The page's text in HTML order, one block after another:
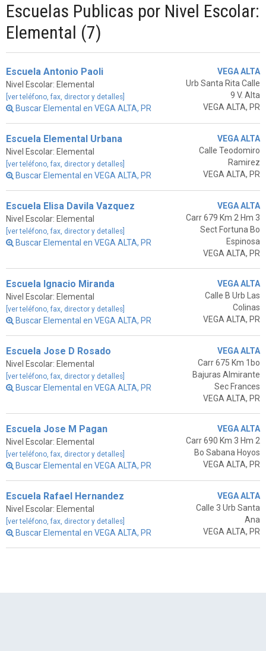
Escuelas Publicas por Nivel Escolar:
Elemental (7)
Escuela Antonio Paoli
Nivel Escolar: Elemental
[ver teléfono, fax, director y detalles]
Buscar Elemental en VEGA ALTA, PR
VEGA ALTA
Urb Santa Rita Calle
9 V. Alta
VEGA ALTA, PR
Escuela Elemental Urbana
Nivel Escolar: Elemental
[ver teléfono, fax, director y detalles]
Buscar Elemental en VEGA ALTA, PR
VEGA ALTA
Calle Teodomiro
Ramirez
VEGA ALTA, PR
Escuela Elisa Davila Vazquez
Nivel Escolar: Elemental
[ver teléfono, fax, director y detalles]
Buscar Elemental en VEGA ALTA, PR
VEGA ALTA
Carr 679 Km 2 Hm 3
Sect Fortuna Bo
Espinosa
VEGA ALTA, PR
Escuela Ignacio Miranda
Nivel Escolar: Elemental
[ver teléfono, fax, director y detalles]
Buscar Elemental en VEGA ALTA, PR
VEGA ALTA
Calle B Urb Las
Colinas
VEGA ALTA, PR
Escuela Jose D Rosado
Nivel Escolar: Elemental
[ver teléfono, fax, director y detalles]
Buscar Elemental en VEGA ALTA, PR
VEGA ALTA
Carr 675 Km 1bo
Bajuras Almirante
Sec Frances
VEGA ALTA, PR
Escuela Jose M Pagan
Nivel Escolar: Elemental
[ver teléfono, fax, director y detalles]
Buscar Elemental en VEGA ALTA, PR
VEGA ALTA
Carr 690 Km 3 Hm 2
Bo Sabana Hoyos
VEGA ALTA, PR
Escuela Rafael Hernandez
Nivel Escolar: Elemental
[ver teléfono, fax, director y detalles]
Buscar Elemental en VEGA ALTA, PR
VEGA ALTA
Calle 3 Urb Santa
Ana
VEGA ALTA, PR